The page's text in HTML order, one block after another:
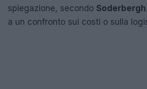
spiegazione, secondo Soderbergh
a un confronto sui costi o sulla